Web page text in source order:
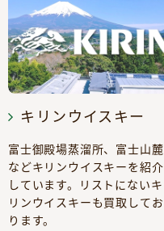
キリンウイスキー
富士御殿場蒸溜所、富士山麓
などキリンウイスキーを紹介
しています。リストにないキ
リンウイスキーも買取してお
ります。